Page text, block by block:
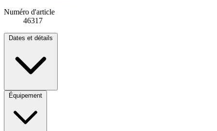
Numéro d'article
46317
Dates et détails
Équipement